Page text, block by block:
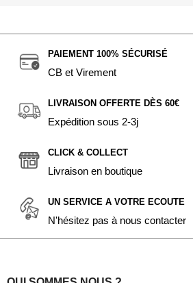
PAIEMENT 100% SÉCURISÉ
CB et Virement
LIVRAISON OFFERTE DÈS 60€
Expédition sous 2-3j
CLICK & COLLECT
Livraison en boutique
UN SERVICE A VOTRE ECOUTE
N'hésitez pas à nous contacter